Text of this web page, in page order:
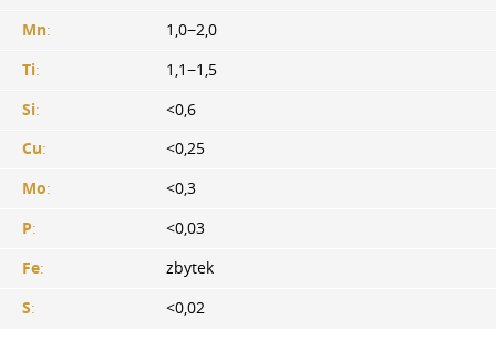
Mn:
1,0−2,0
Ti:
1,1−1,5
Si:
<0,6
Cu:
<0,25
Mo:
<0,3
P:
<0,03
Fe:
zbytek
S: <0,02